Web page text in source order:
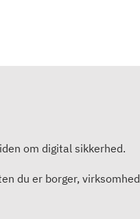
om digital sikkerhed.
du er borger, virksomhed